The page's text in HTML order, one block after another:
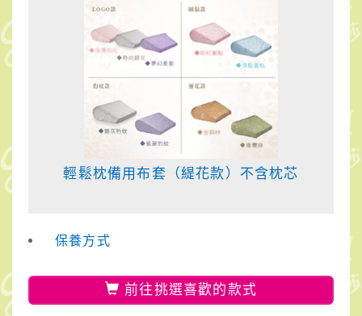
輕鬆枕備用布套（緹花款）不含枕芯
保養方式
前往挑選喜歡的款式